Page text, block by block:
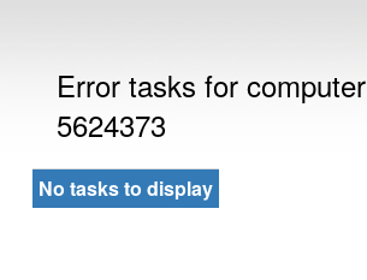
Error tasks for computer
5624373
No tasks to display